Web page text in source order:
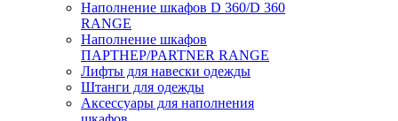
Наполнение шкафов D 360/D 360
RANGE
Наполнение шкафов
ПАРТНЕР/PARTNER RANGE
Лифты для навески одежды
Штанги для одежды
Аксессуары для наполнения